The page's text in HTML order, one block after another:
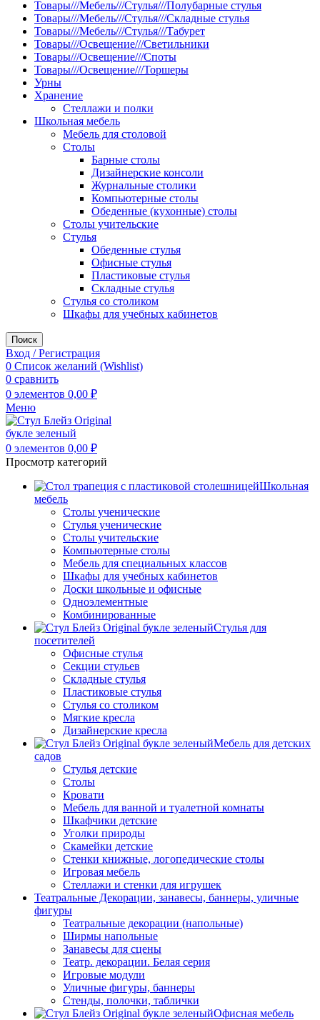
Товары///Мебель///Стулья///Полубарные стулья
Товары///Мебель///Стулья///Складные стулья
Товары///Мебель///Стулья///Табурет
Товары///Освещение///Светильники
Товары///Освещение///Споты
Товары///Освещение///Торшеры
Урны
Хранение
Стеллажи и полки
Школьная мебель
Мебель для столовой
Столы
Барные столы
Дизайнерские консоли
Журнальные столики
Компьютерные столы
Обеденные (кухонные) столы
Столы учительские
Стулья
Обеденные стулья
Офисные стулья
Пластиковые стулья
Складные стулья
Стулья со столиком
Шкафы для учебных кабинетов
Поиск
Вход / Регистрация
0 Список желаний (Wishlist)
0 сравнить
0 элементов 0,00 ₽
Меню
0 элементов 0,00 ₽
Просмотр категорий
Школьная
мебель
Столы ученические
Стулья ученические
Столы учительские
Компьютерные столы
Мебель для специальных классов
Шкафы для учебных кабинетов
Доски школьные и офисные
Одноэлементные
Комбинированные
Стулья для
посетителей
Офисные стулья
Секции стульев
Складные стулья
Пластиковые стулья
Стулья со столиком
Мягкие кресла
Дизайнерские кресла
Мебель для детских
садов
Стулья детские
Столы
Кровати
Мебель для ванной и туалетной комнаты
Шкафчики детские
Уголки природы
Скамейки детские
Стенки книжные, логопедические столы
Игровая мебель
Стеллажи и стенки для игрушек
Театральные Декорации, занавесы, баннеры, уличные
фигуры
Театральные декорации (напольные)
Ширмы напольные
Занавесы для сцены
Театр. декорации. Белая серия
Игровые модули
Уличные фигуры, баннеры
Стенды, полочки, таблички
Офисная мебель